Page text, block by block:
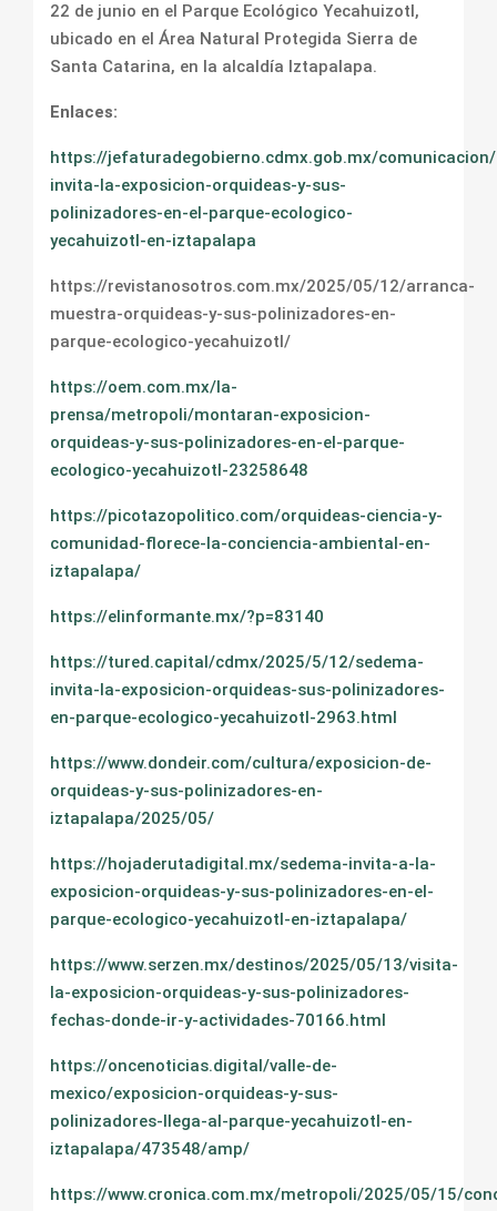
22 de junio en el Parque Ecológico Yecahuizotl,
ubicado en el Área Natural Protegida Sierra de
Santa Catarina, en la alcaldía Iztapalapa.
Enlaces:
https://jefaturadegobierno.cdmx.gob.mx/
invita-la-exposicion-orquideas-y-sus-
polinizadores-en-el-parque-ecologico-
yecahuizotl-en-iztapalapa
https://revistanosotros.com.mx/2025/05/12/arranca-
muestra-orquideas-y-sus-polinizadores-en-
parque-ecologico-yecahuizotl/
https://oem.com.mx/la-
prensa/metropoli/montaran-exposicion-
orquideas-y-sus-polinizadores-en-el-parque-
ecologico-yecahuizotl-23258648
https://picotazopolitico.com/orquideas-ciencia-y-
comunidad-florece-la-conciencia-ambiental-en-
iztapalapa/
https://elinformante.mx/?p=83140
https://tured.capital/cdmx/2025/5/12/sedema-
invita-la-exposicion-orquideas-sus-polinizadores-
en-parque-ecologico-yecahuizotl-2963.html
https://www.dondeir.com/cultura/exposicion-de-
orquideas-y-sus-polinizadores-en-
iztapalapa/2025/05/
https://hojaderutadigital.mx/sedema-invita-a-la-
exposicion-orquideas-y-sus-polinizadores-en-el-
parque-ecologico-yecahuizotl-en-iztapalapa/
https://www.serzen.mx/destinos/2025/05/13/visita-
la-exposicion-orquideas-y-sus-polinizadores-
fechas-donde-ir-y-actividades-70166.html
https://oncenoticias.digital/valle-de-
mexico/exposicion-orquideas-y-sus-
polinizadores-llega-al-parque-yecahuizotl-en-
iztapalapa/473548/amp/
https://www.cronica.com.mx/metropoli/2025/05/15/